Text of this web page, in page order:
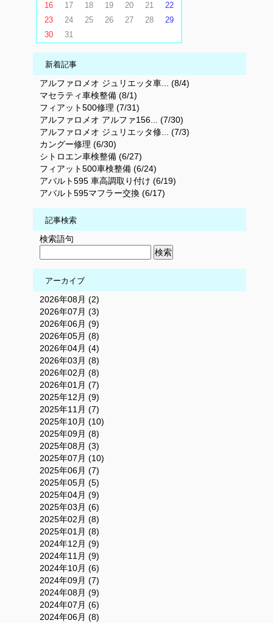
16
17 18 19 20 21
22
23
24 25 26 27 28
29
30
31
新着記事
アルファロメオ ジュリエッタ車... (8/4)
マセラティ車検整備 (8/1)
フィアット500修理 (7/31)
アルファロメオ アルファ156... (7/30)
アルファロメオ ジュリエッタ修... (7/3)
カングー修理 (6/30)
シトロエン車検整備 (6/27)
フィアット500車検整備 (6/24)
アバルト595 車高調取り付け (6/19)
アバルト595マフラー交換 (6/17)
記事検索
検索語句
アーカイブ
2026年08月 (2)
2026年07月 (3)
2026年06月 (9)
2026年05月 (8)
2026年04月 (4)
2026年03月 (8)
2026年02月 (8)
2026年01月 (7)
2025年12月 (9)
2025年11月 (7)
2025年10月 (10)
2025年09月 (8)
2025年08月 (3)
2025年07月 (10)
2025年06月 (7)
2025年05月 (5)
2025年04月 (9)
2025年03月 (6)
2025年02月 (8)
2025年01月 (8)
2024年12月 (9)
2024年11月 (9)
2024年10月 (6)
2024年09月 (7)
2024年08月 (9)
2024年07月 (6)
2024年06月 (8)